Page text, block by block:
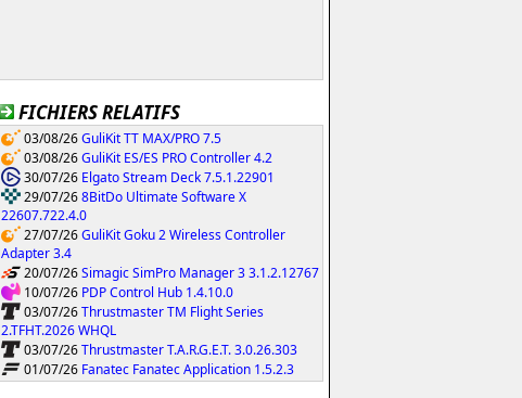
FICHIERS RELATIFS
03/08/26GuliKit TT MAX/PRO 7.5
03/08/26GuliKit ES/ES PRO Controller 4.2
30/07/26 Elgato Stream Deck 7.5.1.22901
29/07/268BitDo Ultimate Software X
22607.722.4.0
27/07/26GuliKit Goku 2 Wireless Controller
Adapter 3.4
20/07/26Simagic SimPro Manager 3 3.1.2.12767
10/07/26 PDP Control Hub 1.4.10.0
03/07/26Thrustmaster TM Flight Series
2.TFHT.2026 WHQL
03/07/26Thrustmaster T.A.R.G.E.T. 3.0.26.303
01/07/26 Fanatec Fanatec Application 1.5.2.3